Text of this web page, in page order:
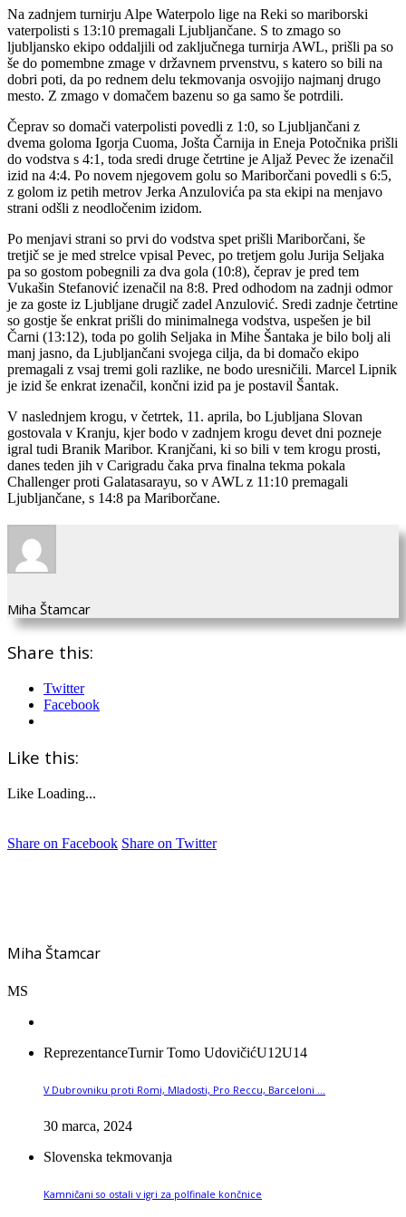
Na zadnjem turnirju Alpe Waterpolo lige na Reki so mariborski
vaterpolisti s 13:10 premagali Ljubljančane. S to zmago so
ljubljansko ekipo oddaljili od zaključnega turnirja AWL, prišli pa so
še do pomembne zmage v državnem prvenstvu, s katero so bili na
dobri poti, da po rednem delu tekmovanja osvojijo najmanj drugo
mesto. Z zmago v domačem bazenu so ga samo še potrdili.
Čeprav so domači vaterpolisti povedli z 1:0, so Ljubljančani z
dvema goloma Igorja Cuoma, Jošta Čarnija in Eneja Potočnika prišli
do vodstva s 4:1, toda sredi druge četrtine je Aljaž Pevec že izenačil
izid na 4:4. Po novem njegovem golu so Mariborčani povedli s 6:5,
z golom iz petih metrov Jerka Anzulovića pa sta ekipi na menjavo
strani odšli z neodločenim izidom.
Po menjavi strani so prvi do vodstva spet prišli Mariborčani, še
tretjič se je med strelce vpisal Pevec, po tretjem golu Jurija Seljaka
pa so gostom pobegnili za dva gola (10:8), čeprav je pred tem
Vukašin Stefanović izenačil na 8:8. Pred odhodom na zadnji odmor
je za goste iz Ljubljane drugič zadel Anzulović. Sredi zadnje četrtine
so gostje še enkrat prišli do minimalnega vodstva, uspešen je bil
Čarni (13:12), toda po golih Seljaka in Mihe Šantaka je bilo bolj ali
manj jasno, da Ljubljančani svojega cilja, da bi domačo ekipo
premagali z vsaj tremi goli razlike, ne bodo uresničili. Marcel Lipnik
je izid še enkrat izenačil, končni izid pa je postavil Šantak.
V naslednjem krogu, v četrtek, 11. aprila, bo Ljubljana Slovan
gostovala v Kranju, kjer bodo v zadnjem krogu devet dni pozneje
igral tudi Branik Maribor. Kranjčani, ki so bili v tem krogu prosti,
danes teden jih v Carigradu čaka prva finalna tekma pokala
Challenger proti Galatasarayu, so v AWL z 11:10 premagali
Ljubljančane, s 14:8 pa Mariborčane.
Miha Štamcar
Share this:
Twitter
Facebook
Like this:
Like Loading...
Share on Facebook Share on Twitter
Miha Štamcar
MS
ReprezentanceTurnir Tomo UdovičićU12U14
V Dubrovniku proti Romi, Mladosti, Pro Reccu, Barceloni …
30 marca, 2024
Slovenska tekmovanja
Kamničani so ostali v igri za polfinale končnice